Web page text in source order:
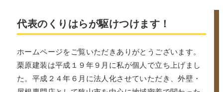
代表のくりはらが駆けつけます！
ホームページをご覧いただきありがとうございます。
栗原建装は平成１９年９月に私が個人で立ち上げまし
た。平成２４年６月に法人化させていただき、外壁・